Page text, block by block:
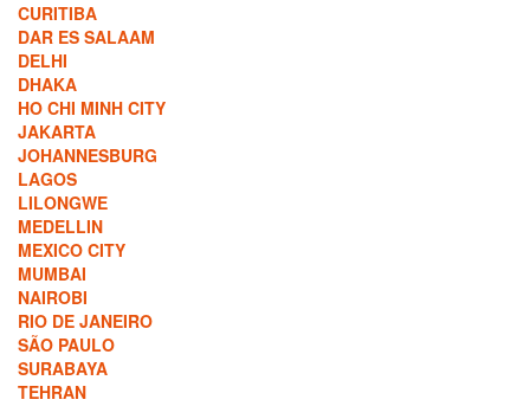
CURITIBA
DAR ES SALAAM
DELHI
DHAKA
HO CHI MINH CITY
JAKARTA
JOHANNESBURG
LAGOS
LILONGWE
MEDELLIN
MEXICO CITY
MUMBAI
NAIROBI
RIO DE JANEIRO
SÃO PAULO
SURABAYA
TEHRAN